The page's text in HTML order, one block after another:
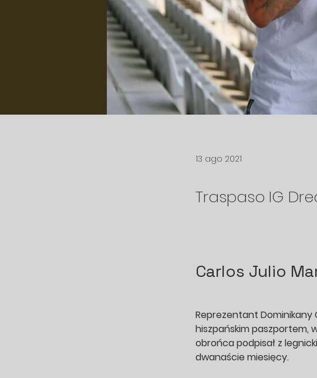
13 ago 2021
Traspaso IG
Reprezentant Dominikany
hiszpańskim paszportem,
obrońca podpisał z
dwanaście miesięcy.